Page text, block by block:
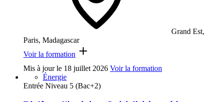
Grand Est,
Paris, Madagascar
Voir la formation
Mis à jour le 18 juillet 2026 Voir la formation
Énergie
Entrée Niveau 5 (Bac+2)